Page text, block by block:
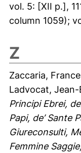
vol. 5: [XII p.],
column 1059);
Z
Zaccaria,
Ladvocat,
Principi Ebrei,
Papi, de’ Sante
Giureconsulti,
Femmine